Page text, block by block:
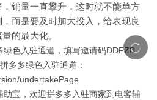
销量一直攀升，这时就不能单方
而是要及时加大投入，给表现良
的最大化。
色入驻通道，填写邀请码DDFZB
多多绿色入驻通道：
undertakePage
助宝，欢迎拼多多入驻商家到电客辅